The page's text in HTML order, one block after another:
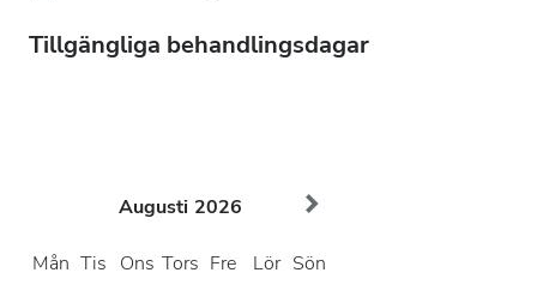
Tillgängliga behandlingsdagar
Augusti 2026
Mån Tis Ons Tors Fre Lör Sön